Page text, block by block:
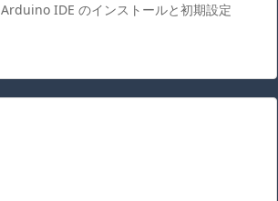
Arduino IDE のインストールと初期設定